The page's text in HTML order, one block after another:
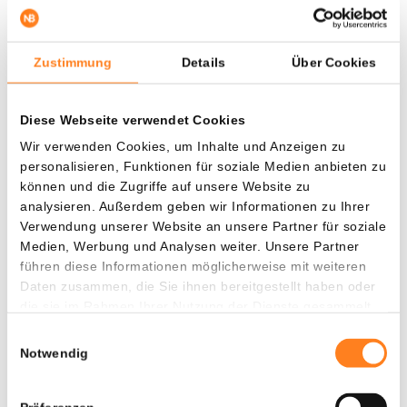
Zustimmung Details Über Cookies
Diese Webseite verwendet Cookies
Wir verwenden Cookies, um Inhalte und Anzeigen zu
personalisieren, Funktionen für soziale Medien anbieten zu
können und die Zugriffe auf unsere Website zu
analysieren. Außerdem geben wir Informationen zu Ihrer
Verwendung unserer Website an unsere Partner für soziale
Medien, Werbung und Analysen weiter. Unsere Partner
führen diese Informationen möglicherweise mit weiteren
Daten zusammen, die Sie ihnen bereitgestellt haben oder
Notwendig
Kann der XRP-Kurs erneut ausbrechen?
Vorerst dreht sich alles um die Frage, ob XRP den starken
Anstieg von heute halten kann. Der Kurs schoss innerhalb
von 24 Stunden um über 12 Prozent nach oben, muss
jedoch nun beweisen, dass ausreichend Kaufkraft hinter
Solange XRP über dem früheren Widerstandsniveau